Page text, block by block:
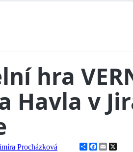
hra
Havla v
Procházková ShareFacebook
Email